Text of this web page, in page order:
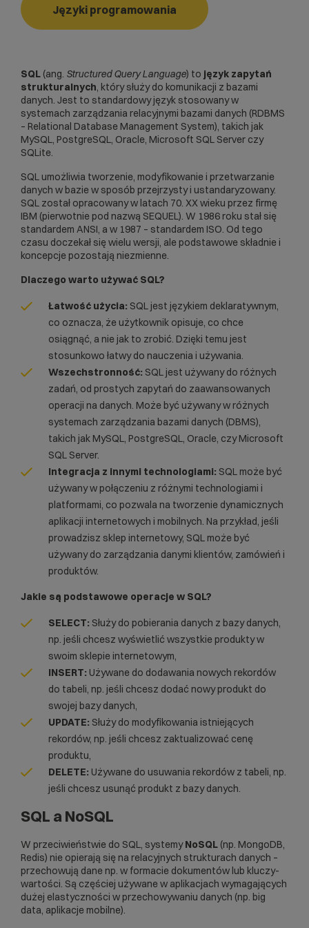
Języki programowania
SQL (ang. Structured Query Language) to język zapytań
strukturalnych, który służy do komunikacji z bazami
danych. Jest to standardowy język stosowany w
systemach zarządzania relacyjnymi bazami danych (RDBMS
– Relational Database Management System), takich jak
MySQL, PostgreSQL, Oracle, Microsoft SQL Server czy
SQLite.
SQL umożliwia tworzenie, modyfikowanie i przetwarzanie
danych w bazie w sposób przejrzysty i ustandaryzowany.
SQL został opracowany w latach 70. XX wieku przez firmę
IBM (pierwotnie pod nazwą SEQUEL). W 1986 roku stał się
standardem ANSI, a w 1987 – standardem ISO. Od tego
czasu doczekał się wielu wersji, ale podstawowe składnie i
koncepcje pozostają niezmienne.
Dlaczego warto używać SQL?
Łatwość użycia: SQL jest językiem deklaratywnym,
co oznacza, że użytkownik opisuje, co chce
osiągnąć, a nie jak to zrobić. Dzięki temu jest
stosunkowo łatwy do nauczenia i używania.
Wszechstronność: SQL jest używany do różnych
zadań, od prostych zapytań do zaawansowanych
operacji na danych. Może być używany w różnych
systemach zarządzania bazami danych (DBMS),
takich jak MySQL, PostgreSQL, Oracle, czy Microsoft
SQL Server.
Integracja z innymi technologiami: SQL może być
używany w połączeniu z różnymi technologiami i
platformami, co pozwala na tworzenie dynamicznych
aplikacji internetowych i mobilnych. Na przykład, jeśli
prowadzisz sklep internetowy, SQL może być
używany do zarządzania danymi klientów, zamówień i
produktów.
Jakie są podstawowe operacje w SQL?
SELECT: Służy do pobierania danych z bazy danych,
np. jeśli chcesz wyświetlić wszystkie produkty w
swoim sklepie internetowym,
INSERT: Używane do dodawania nowych rekordów
do tabeli, np. jeśli chcesz dodać nowy produkt do
swojej bazy danych,
UPDATE: Służy do modyfikowania istniejących
rekordów, np. jeśli chcesz zaktualizować cenę
produktu,
DELETE: Używane do usuwania rekordów z tabeli, np.
jeśli chcesz usunąć produkt z bazy danych.
SQL a NoSQL
W przeciwieństwie do SQL, systemyNoSQL (np. MongoDB,
Redis) nie opierają się na relacyjnych strukturach danych –
przechowują dane np. w formacie dokumentów lub kluczy-
wartości. Są częściej używane w aplikacjach wymagających
dużej elastyczności w przechowywaniu danych (np. big
data, aplikacje mobilne).